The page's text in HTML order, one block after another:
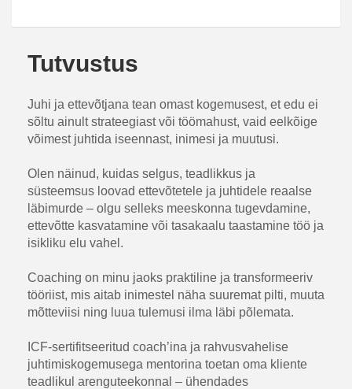
Tutvustus
Juhi ja ettevõtjana tean omast kogemusest, et edu ei
sõltu ainult strateegiast või töömahust, vaid eelkõige
võimest juhtida iseennast, inimesi ja muutusi.
Olen näinud, kuidas selgus, teadlikkus ja
süsteemsus loovad ettevõtetele ja juhtidele reaalse
läbimurde – olgu selleks meeskonna tugevdamine,
ettevõtte kasvatamine või tasakaalu taastamine töö ja
isikliku elu vahel.
Coaching on minu jaoks praktiline ja transformeeriv
tööriist, mis aitab inimestel näha suuremat pilti, muuta
mõtteviisi ning luua tulemusi ilma läbi põlemata.
ICF-sertifitseeritud coach’ina ja rahvusvahelise
juhtimiskogemusega mentorina toetan oma kliente
teadlikul arenguteekonnal – ühendades